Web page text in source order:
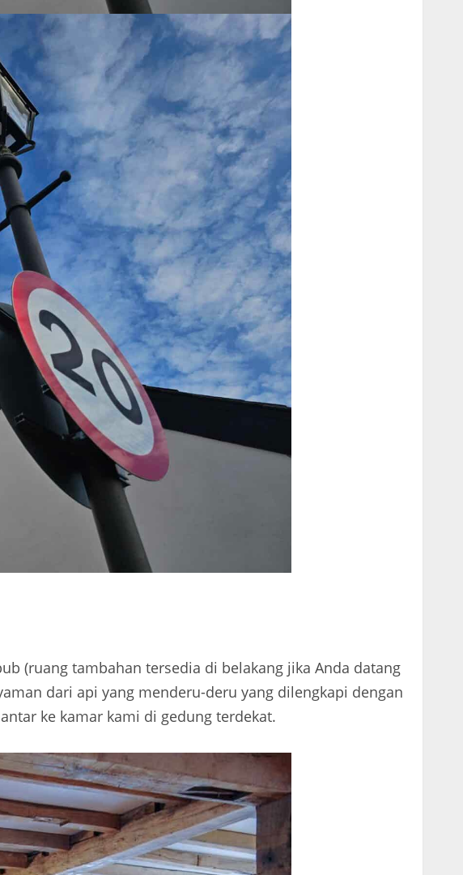
(ruang tambahan tersedia di belakang jika Anda datang
dari api yang menderu-deru yang dilengkapi dengan
ke kamar kami di gedung terdekat.